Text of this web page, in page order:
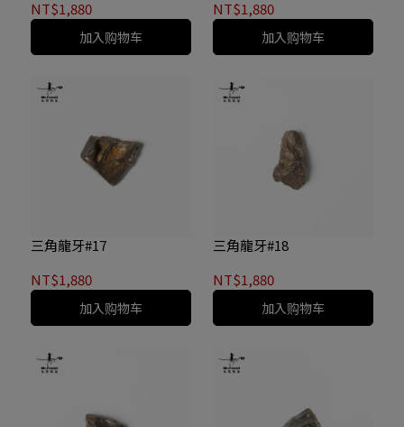
NT$1,880
加入购物车
NT$1,880
加入购物车
三角龍牙#17
NT$1,880
加入购物车
三角龍牙#18
NT$1,880
加入购物车